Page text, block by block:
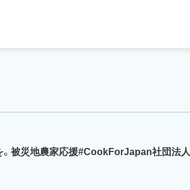
被災地農家応援#CookForJapan社団法人